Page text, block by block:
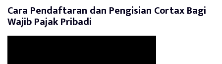
Cara Pendaftaran dan Pengisian Cortax Bagi
Wajib Pajak Pribadi